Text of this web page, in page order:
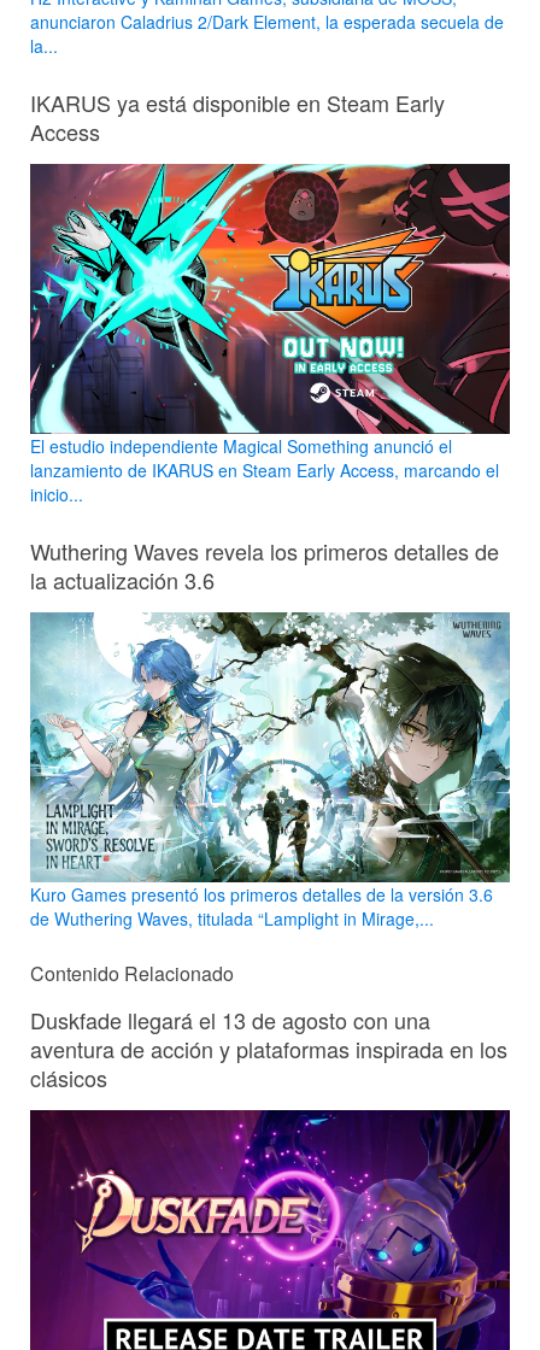
anunciaron Caladrius 2/Dark Element, la esperada secuela de
la...
IKARUS ya está disponible en Steam Early
Access
El estudio independiente Magical Something anunció el
lanzamiento de IKARUS en Steam Early Access, marcando el
inicio...
Wuthering Waves revela los primeros detalles de
la actualización 3.6
Kuro Games presentó los primeros detalles de la versión 3.6
de Wuthering Waves, titulada “Lamplight in Mirage,...
Contenido Relacionado
Duskfade llegará el 13 de agosto con una
aventura de acción y plataformas inspirada en los
clásicos